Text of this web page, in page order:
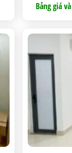
Bảng giá